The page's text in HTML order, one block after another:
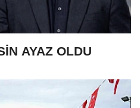
AYAZ OLDU